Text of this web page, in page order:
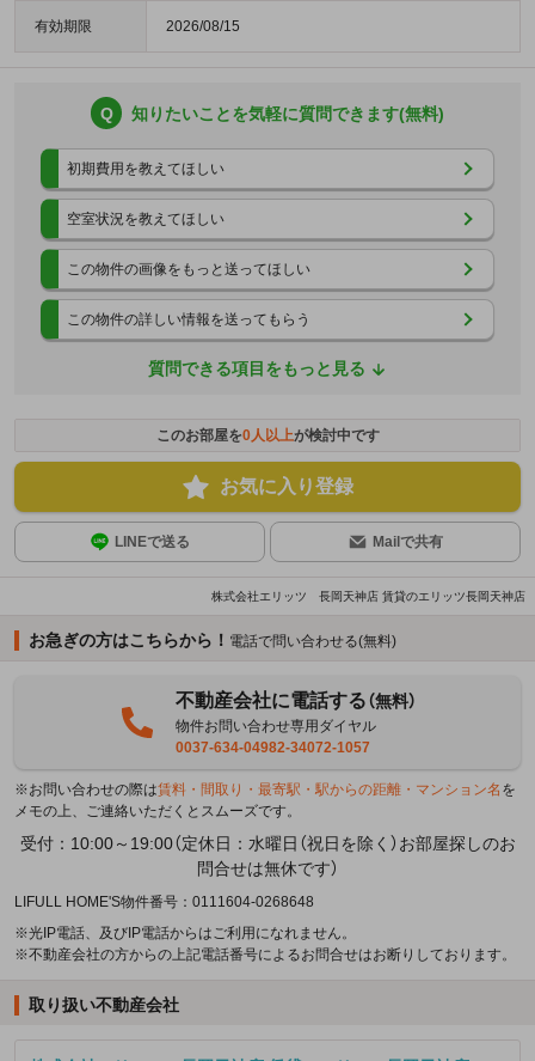
有効期限 2026/08/15
Q 知りたいことを気軽に質問できます(無料)
初期費用を教えてほしい
空室状況を教えてほしい
この物件の画像をもっと送ってほしい
この物件の詳しい情報を送ってもらう
質問できる項目をもっと見る
このお部屋を0人以上が検討中です
お気に入り登録
LINEで送る Mailで共有
株式会社エリッツ 長岡天神店 賃貸のエリッツ長岡天神店
お急ぎの方はこちらから！ 電話で問い合わせる(無料)
不動産会社に電話する（無料）
物件お問い合わせ専用ダイヤル
0037-634-04982-34072-1057
※お問い合わせの際は賃料・間取り・最寄駅・駅からの距離・マンション名 を
メモの上、ご連絡いただくとスムーズです。
受付：10:00～19:00（定休日：水曜日（祝日を除く）お部屋探しのお
問合せは無休です）
LIFULL HOME'S物件番号：0111604-0268648
※光IP電話、及びIP電話からはご利用になれません。
※不動産会社の方からの上記電話番号によるお問合せはお断りしております。
取り扱い不動産会社